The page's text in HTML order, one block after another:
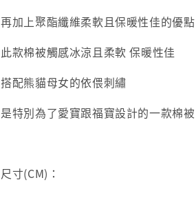
再加上聚酯纖維柔軟且保暖性佳的優點
此款棉被觸感冰涼且柔軟 保暖性佳
搭配熊貓母女的依偎刺繡
是特別為了愛寶跟福寶設計的一款棉被
尺寸(CM)：